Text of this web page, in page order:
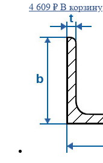
4 609 ₽ В корзину